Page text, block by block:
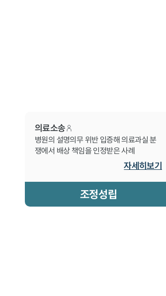
의료소송
병원의 설명의무 위반 입증해 의료과실 분
쟁에서 배상 책임을 인정받은 사례
자세히보기
조정성립